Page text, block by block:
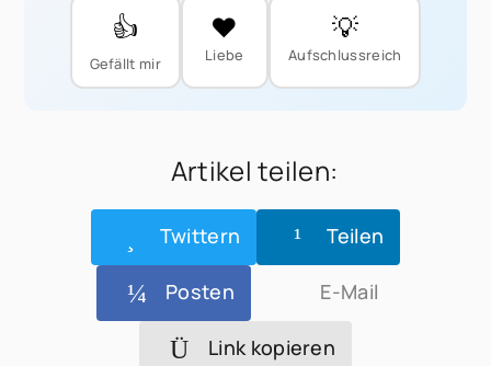
👍
Gefällt mir
❤️
Liebe
💡
Aufschlussreich
Artikel teilen:
Twittern Teilen
Posten E-Mail
Link kopieren